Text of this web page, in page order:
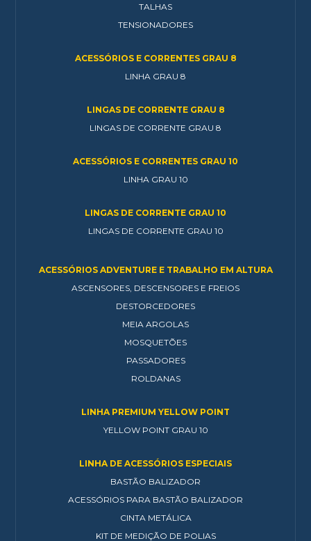
TALHAS
TENSIONADORES
ACESSÓRIOS E CORRENTES GRAU 8
LINHA GRAU 8
LINGAS DE CORRENTE GRAU 8
LINGAS DE CORRENTE GRAU 8
ACESSÓRIOS E CORRENTES GRAU 10
LINHA GRAU 10
LINGAS DE CORRENTE GRAU 10
LINGAS DE CORRENTE GRAU 10
ACESSÓRIOS ADVENTURE E TRABALHO EM ALTURA
ASCENSORES, DESCENSORES E FREIOS
DESTORCEDORES
MEIA ARGOLAS
MOSQUETÕES
PASSADORES
ROLDANAS
LINHA PREMIUM YELLOW POINT
YELLOW POINT GRAU 10
LINHA DE ACESSÓRIOS ESPECIAIS
BASTÃO BALIZADOR
ACESSÓRIOS PARA BASTÃO BALIZADOR
CINTA METÁLICA
KIT DE MEDIÇÃO DE POLIAS